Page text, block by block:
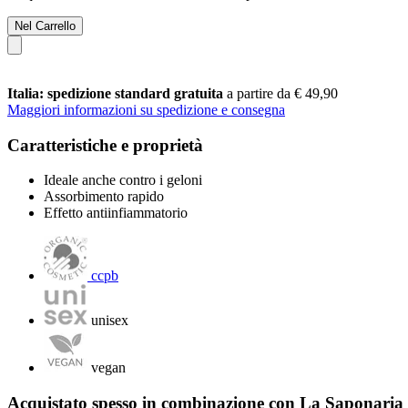
Nel Carrello
Italia: spedizione standard gratuita a partire da € 49,90
Maggiori informazioni su spedizione e consegna
Caratteristiche e proprietà
Ideale anche contro i geloni
Assorbimento rapido
Effetto antiinfiammatorio
ccpb
unisex
vegan
Acquistato spesso in combinazione con La